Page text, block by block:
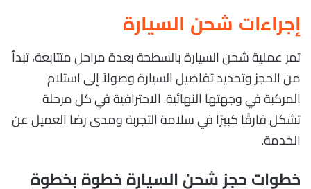
إجراءات شحن السيارة
تمر عملية شحن السيارة بالسطحة بعدة مراحل متتابعة، تبدأ
من الحجز وتحديد تفاصيل السيارة وصولاً إلى استلام
المركبة في وجهتها النهائية. الاحترافية في كل مرحلة
تشكل فارقًا كبيرًا في سلامة التجربة ومدى رضا العميل عن
الخدمة.
خطوات حجز شحن السيارة خطوة بخطوة